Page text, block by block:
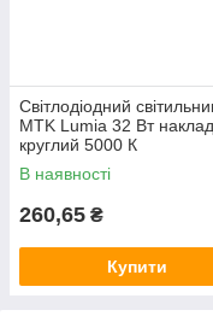
Світлодіодний
MTK Lumia 32 Вт
круглий 5000 К
В наявності
260,65 ₴
Купити